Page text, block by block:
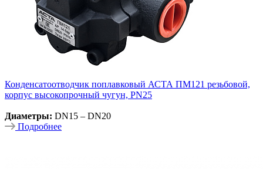
Конденсатоотводчик поплавковый АСТА ПМ121 резьбовой,
корпус высокопрочный чугун, PN25
Диаметры: DN15 – DN20
Подробнее